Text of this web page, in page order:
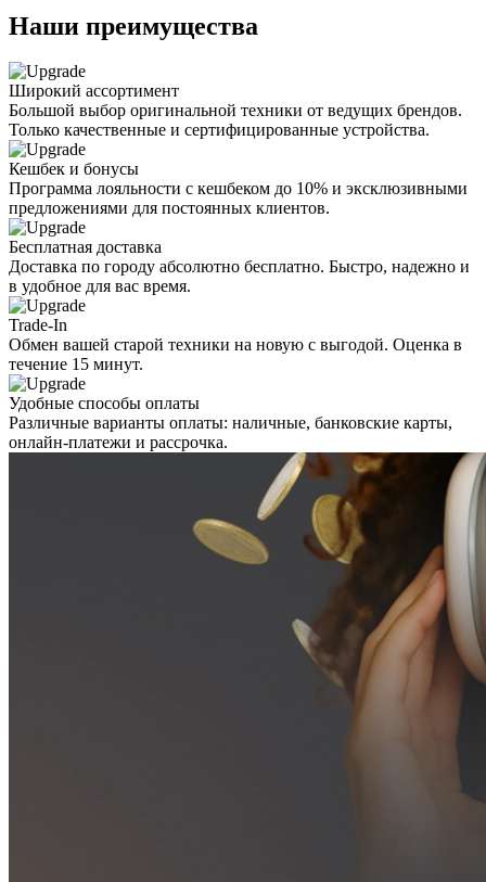
Наши преимущества
Широкий ассортимент
Большой выбор оригинальной техники от ведущих брендов.
Только качественные и сертифицированные устройства.
Кешбек и бонусы
Программа лояльности с кешбеком до 10% и эксклюзивными
предложениями для постоянных клиентов.
Бесплатная доставка
Доставка по городу абсолютно бесплатно. Быстро, надежно и
в удобное для вас время.
Trade-In
Обмен вашей старой техники на новую с выгодой. Оценка в
течение 15 минут.
Удобные способы оплаты
Различные варианты оплаты: наличные, банковские карты,
онлайн-платежи и рассрочка.